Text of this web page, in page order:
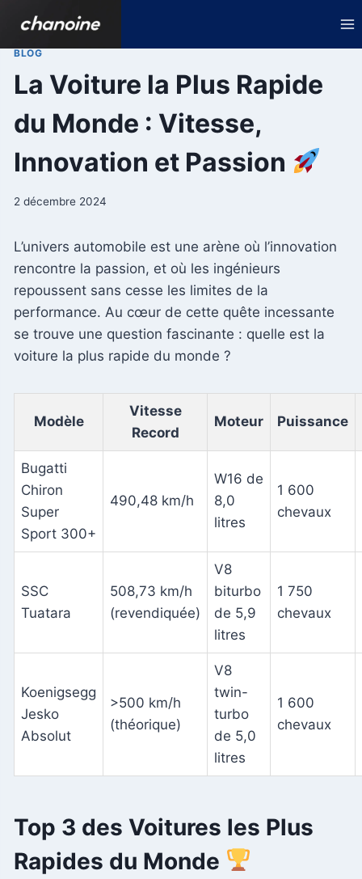
contenu
BLOG
La Voiture la Plus Rapide
du Monde : Vitesse,
Innovation et Passion
2 décembre 2024
L’univers automobile est une arène où l’innovation
rencontre la passion, et où les ingénieurs
repoussent sans cesse les limites de la
performance. Au cœur de cette quête incessante
se trouve une question fascinante : quelle est la
voiture la plus rapide du monde ?
Modèle
Vitesse
Record
Moteur Puissance
Bugatti
Chiron
Super
Sport 300+
490,48 km/h
W16 de
8,0
litres
1 600
chevaux
SSC
Tuatara
508,73 km/h
(revendiquée)
V8
biturbo
de 5,9
litres
1 750
chevaux
Koenigsegg
Jesko
Absolut
>500 km/h
(théorique)
V8
twin-
turbo
de 5,0
litres
1 600
chevaux
Top 3 des Voitures les Plus
Rapides du Monde